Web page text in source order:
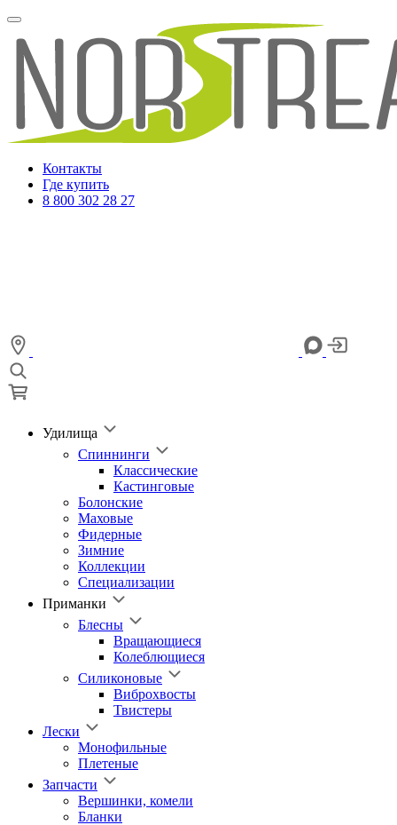
Контакты
Где купить
8 800 302 28 27
Удилища
Спиннинги
Классические
Кастинговые
Болонские
Маховые
Фидерные
Зимние
Коллекции
Специализации
Приманки
Блесны
Вращающиеся
Колеблющиеся
Силиконовые
Виброхвосты
Твистеры
Лески
Монофильные
Плетеные
Запчасти
Вершинки, комели
Бланки